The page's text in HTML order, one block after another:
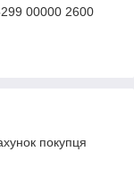
00000 2600
покупця